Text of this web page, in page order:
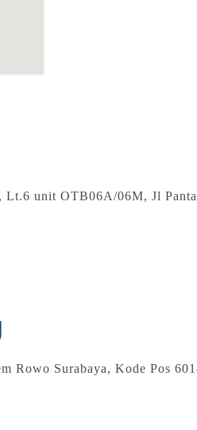
unit OTB06A/06M, Jl
Rowo Surabaya, Kode Pos